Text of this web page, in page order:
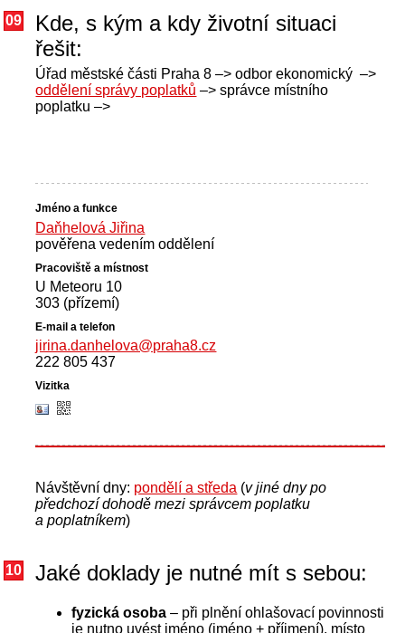
09
Kde, s kým a kdy životní situaci
řešit:
Úřad městské části Praha 8 –> odbor ekonomický –>
oddělení správy poplatků –> správce místního
poplatku –>
Daňhelová Jiřina
pověřena vedením oddělení
U Meteoru 10
303 (přízemí)
jirina.danhelova@praha8.cz
222 805 437
Návštěvní dny: pondělí a středa (v jiné dny po
předchozí dohodě mezi správcem poplatku
a poplatníkem)
10 Jaké doklady je nutné mít s sebou:
fyzická osoba – při plnění ohlašovací povinnosti
je nutno uvést jméno (jméno + příjmení), místo